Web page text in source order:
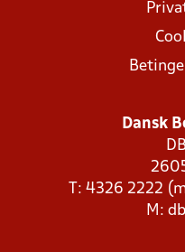
Dansk
T: 4326 2222
M: